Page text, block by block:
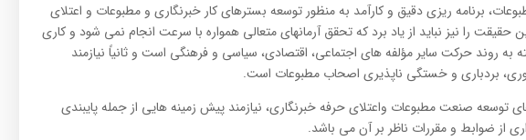
برنامه ریزی دقیق و کارآمد به منظور توسعه بسترهای کار خبرنگاری و مطبوعات و اعتلای
حقیقت را نیز نباید از یاد برد که تحقق آرمانهای متعالی همواره با سرعت انجام نمی شود و کاری
به روند حرکت سایر مؤلفه های اجتماعی، اقتصادی، سیاسی و فرهنگی است و ثانیاً نیازمند
بردباری و خستگی ناپذیری اصحاب مطبوعات است.
توسعه صنعت مطبوعات واعتلای حرفه خبرنگاری، نیازمند پیش زمینه هایی از جمله پایبندی
از ضوابط و مقررات ناظر بر آن می باشد.